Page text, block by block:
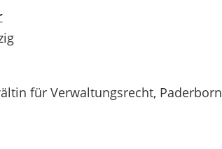
für Verwaltungsrecht, Paderborn